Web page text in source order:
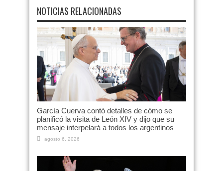
NOTICIAS RELACIONADAS
García Cuerva contó detalles de cómo se
planificó la visita de León XIV y dijo que su
mensaje interpelará a todos los argentinos
agosto 6, 2026